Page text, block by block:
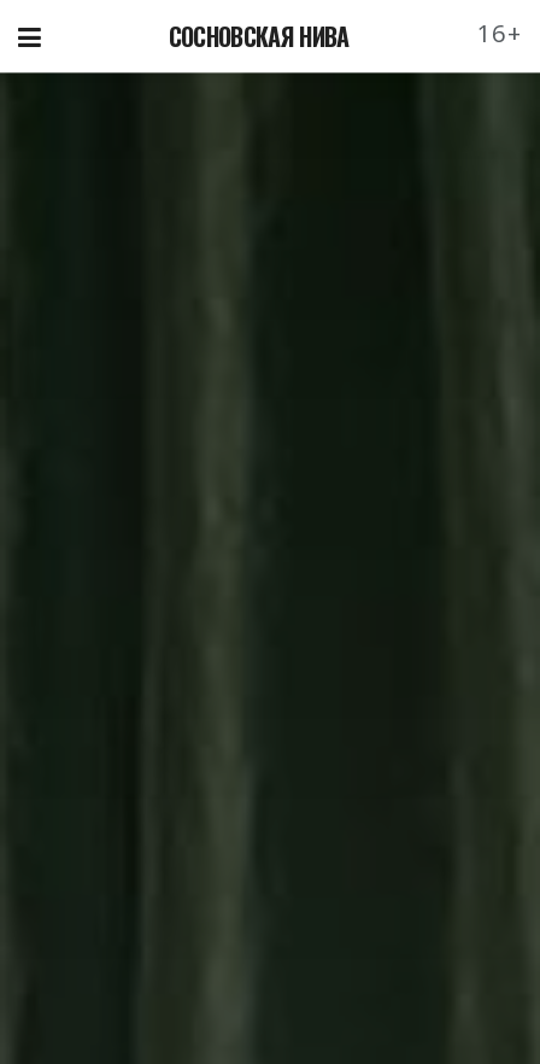
СОСНОВСКАЯ НИВА 16+